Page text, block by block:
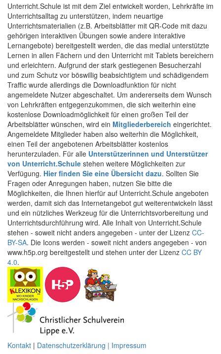
Unterricht.Schule ist mit dem Ziel entwickelt worden, Lehrkräfte im
Unterrichtsalltag zu unterstützen, indem neuartige
Unterrichtsmaterialien (z.B. Arbeitsblätter mit QR-Code mit dazu
gehörigen interaktiven Übungen sowie andere interaktive
Lernangebote) bereitgestellt werden, die das medial unterstützte
Lernen in allen Fächern und den Unterricht mit Tablets bereichern
und erleichtern. Aufgrund der stark gestiegenen Besucherzahl
und zum Schutz vor böswillig beabsichtigtem und schädigendem
Traffic wurde allerdings die Downloadfunktion für nicht
angemeldete Nutzer abgeschaltet. Um andererseits dem Wunsch
von Lehrkräften entgegenzukommen, die sich weiterhin eine
kostenlose Downloadmöglichkeit für einen großen Teil der
Arbeitsblätter wünschen, wird ein Mitgliederbereich eingerichtet.
Angemeldete Mitglieder haben also weiterhin die Möglichkeit,
einen Teil der angebotenen Arbeitsblätter kostenlos
herunterzuladen. Für alle Unterstützerinnen und Unterstützer
von Unterricht.Schule stehen weitere Möglichkeiten zur
Verfügung. Hier finden Sie eine Übersicht dazu. Sollten Sie
Fragen oder Anregungen haben, nutzen Sie bitte die
Möglichkeiten, die Ihnen hierfür auf Unterricht.Schule angeboten
werden, damit sich das Internetangebot gut weiterentwickeln lässt
und ein nützliches Werkzeug für die Unterrichtsvorbereitung und
Unterrichtsdurchführung wird. Alle Inhalt von Unterricht.Schule
stehen - soweit nicht anders angegeben - unter der Lizenz CC-
BY-SA. Die Icons werden - soweit nicht anders angegeben - von
www.h5p.org bereitgestellt und stehen unter der Lizenz CC BY
4.0.
Kontakt | Datenschutzerklärung | Impressum